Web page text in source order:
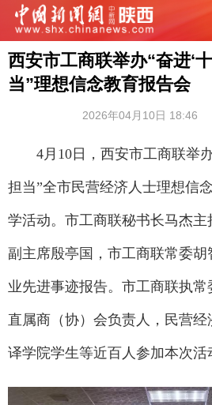
西安市工商联举办“奋进‘
当”理想信念教育报告会
2026年04月10日 18:46
4月10日，西安市工商联举办
担当”全市民营经济人士理想信
学活动。市工商联秘书长马杰
副主席殷亭国，市工商联常委胡
业先进事迹报告。市工商联执常
直属商（协）会负责人，民营
译学院学生等近百人参加本次活